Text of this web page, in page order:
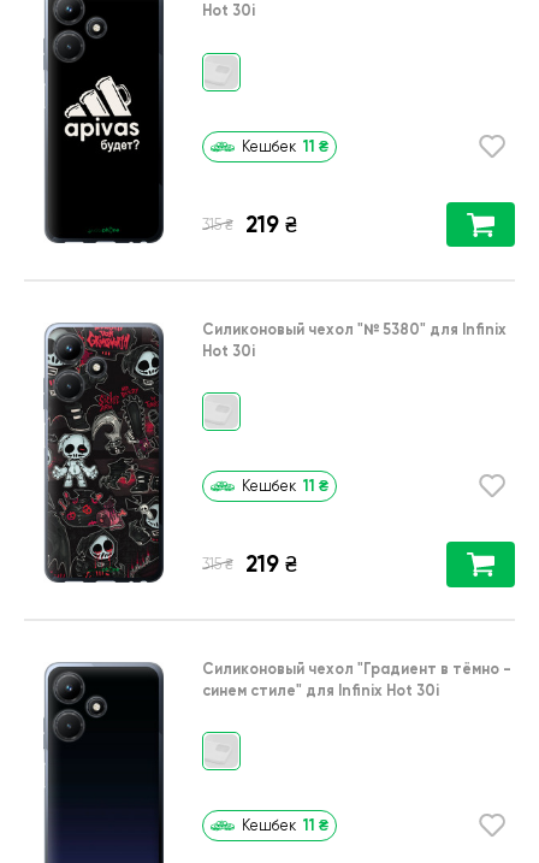
Hot 30i
Кешбек 11 ₴
315 ₴ 219 ₴
Силиконовый чехол "№ 5380" для Infinix
Hot 30i
Кешбек 11 ₴
315 ₴ 219 ₴
Силиконовый чехол "Градиент в тёмно -
синем стиле" для Infinix Hot 30i
Кешбек 11 ₴